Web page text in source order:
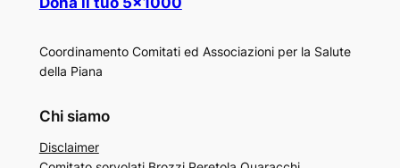
Coordinamento Comitati ed Associazioni per la Salute
della Piana
Chi siamo
Disclaimer